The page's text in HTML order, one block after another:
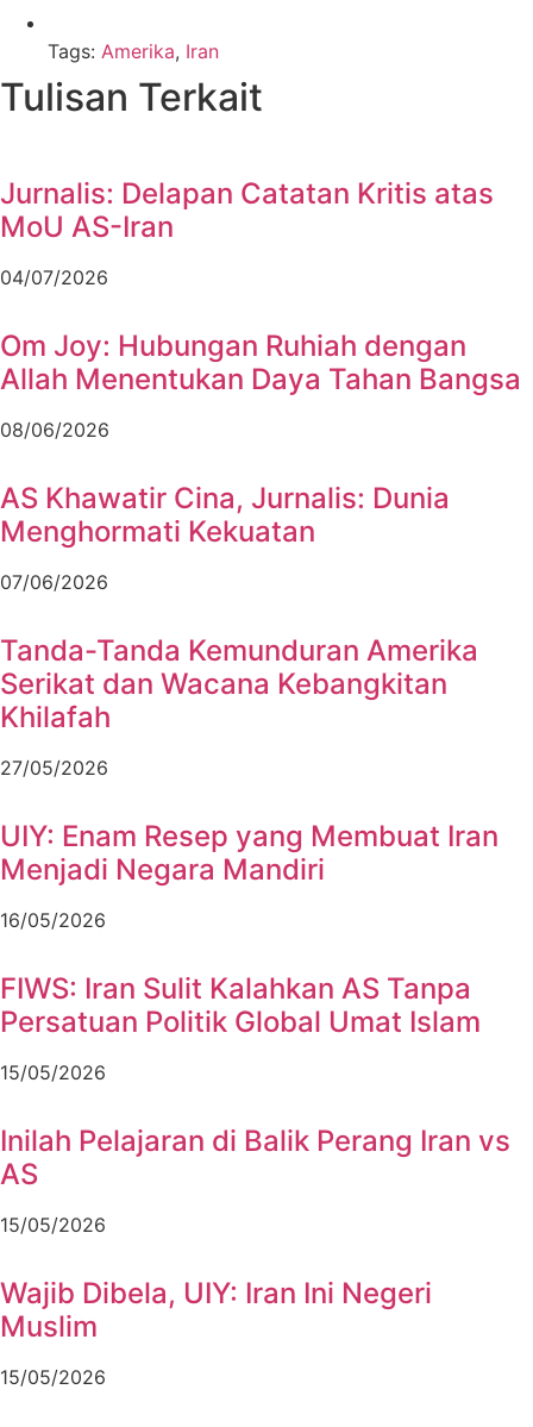
Tags: Amerika, Iran
Tulisan Terkait
Jurnalis: Delapan Catatan Kritis atas
MoU AS-Iran
04/07/2026
Om Joy: Hubungan Ruhiah dengan
Allah Menentukan Daya Tahan Bangsa
08/06/2026
AS Khawatir Cina, Jurnalis: Dunia
Menghormati Kekuatan
07/06/2026
Tanda-Tanda Kemunduran Amerika
Serikat dan Wacana Kebangkitan
Khilafah
27/05/2026
UIY: Enam Resep yang Membuat Iran
Menjadi Negara Mandiri
16/05/2026
FIWS: Iran Sulit Kalahkan AS Tanpa
Persatuan Politik Global Umat Islam
15/05/2026
Inilah Pelajaran di Balik Perang Iran vs
AS
15/05/2026
Wajib Dibela, UIY: Iran Ini Negeri
Muslim
15/05/2026